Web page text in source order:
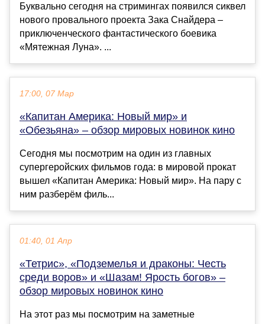
Буквально сегодня на стримингах появился сиквел
нового провального проекта Зака Снайдера –
приключенческого фантастического боевика
«Мятежная Луна». ...
17:00, 07 Мар
«Капитан Америка: Новый мир» и
«Обезьяна» – обзор мировых новинок кино
Сегодня мы посмотрим на один из главных
супергеройских фильмов года: в мировой прокат
вышел «Капитан Америка: Новый мир». На пару с
ним разберём филь...
01:40, 01 Апр
«Тетрис», «Подземелья и драконы: Честь
среди воров» и «Шазам! Ярость богов» –
обзор мировых новинок кино
На этот раз мы посмотрим на заметные